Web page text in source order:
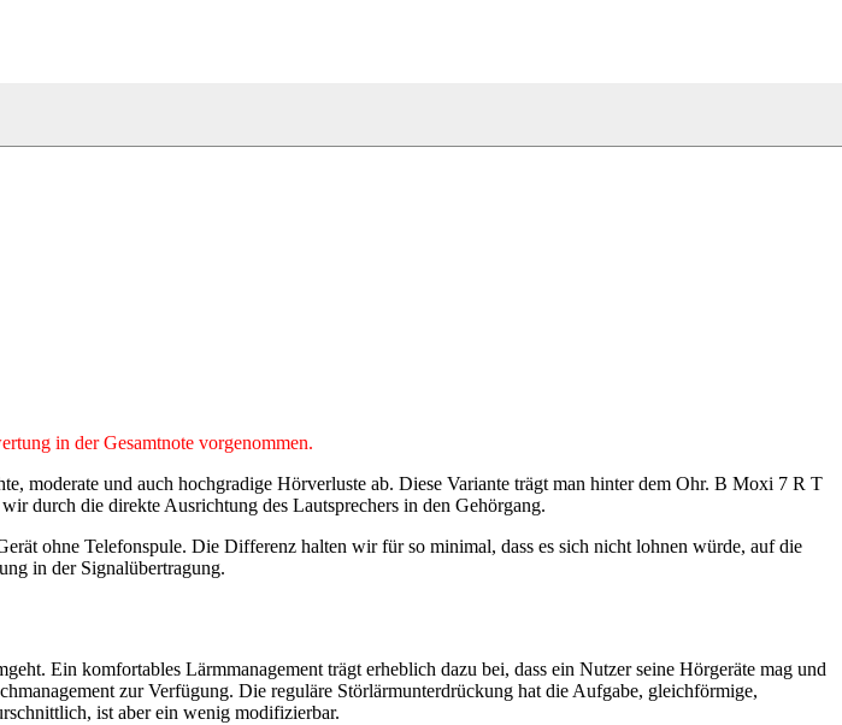
in der Gesamtnote vorgenommen.
moderate und auch hochgradige Hörverluste ab. Diese Variante trägt man hinter dem Ohr. B Moxi 7 R T
durch die direkte Ausrichtung des Lautsprechers in den Gehörgang.
ohne Telefonspule. Die Differenz halten wir für so minimal, dass es sich nicht lohnen würde, auf die
in der Signalübertragung.
Ein komfortables Lärmmanagement trägt erheblich dazu bei, dass ein Nutzer seine Hörgeräte mag und
zur Verfügung. Die reguläre Störlärmunterdrückung hat die Aufgabe, gleichförmige,
ist aber ein wenig modifizierbar.